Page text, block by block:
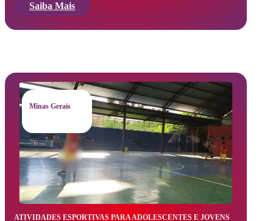
Saiba Mais
Minas Gerais
ATIVIDADES ESPORTIVAS PARA ADOLESCENTES E JOVENS